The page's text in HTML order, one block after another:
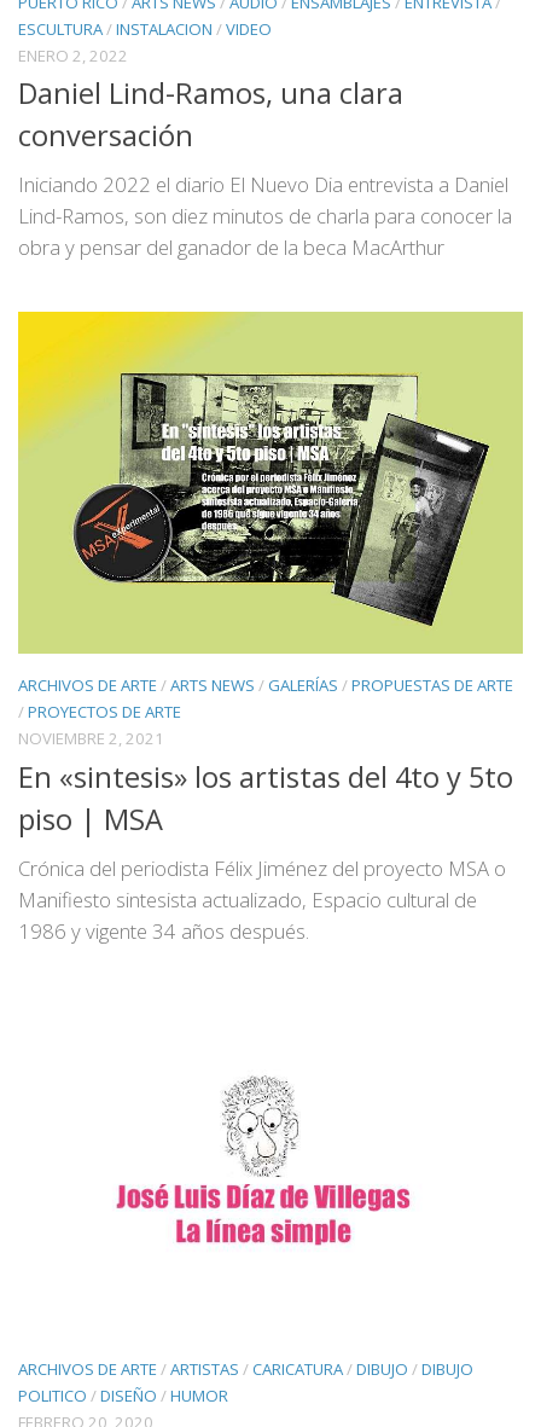
ESCULTURA /INSTALACION /VIDEO
ENERO 2, 2022
Daniel Lind-Ramos, una clara
conversación
Iniciando 2022 el diario El Nuevo Dia entrevista a Daniel
Lind-Ramos, son diez minutos de charla para conocer la
obra y pensar del ganador de la beca MacArthur
ARCHIVOS DE ARTE /ARTS NEWS / GALERÍAS /PROPUESTAS DE ARTE
/PROYECTOS DE ARTE
NOVIEMBRE 2, 2021
En «sintesis» los artistas del 4to y 5to
piso | MSA
Crónica del periodista Félix Jiménez del proyecto MSA o
Manifiesto sintesista actualizado, Espacio cultural de
1986 y vigente 34 años después.
ARCHIVOS DE ARTE /ARTISTAS /CARICATURA/DIBUJO /DIBUJO
POLITICO /DISEÑO /HUMOR
FEBRERO 20, 2020